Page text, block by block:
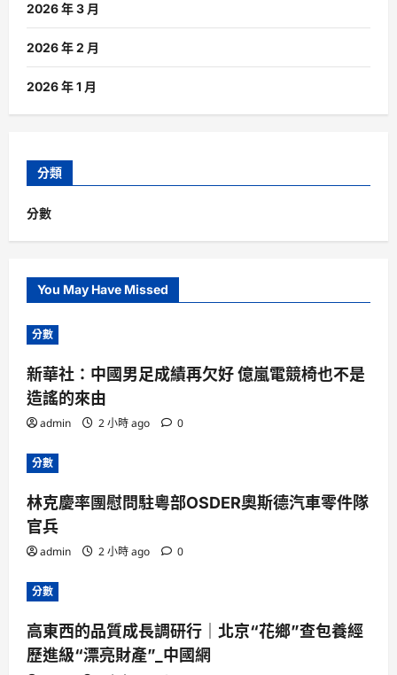
2026 年 3 月
2026 年 2 月
2026 年 1 月
分類
分數
You May Have Missed
分數
新華社：中國男足成績再欠好 億嵐電競椅也不是
造謠的來由
admin 2 小時 ago 0
分數
林克慶率團慰問駐粵部OSDER奧斯德汽車零件隊
官兵
admin 2 小時 ago 0
分數
高東西的品質成長調研行｜北京“花鄉”查包養經
歷進級“漂亮財產”_中國網